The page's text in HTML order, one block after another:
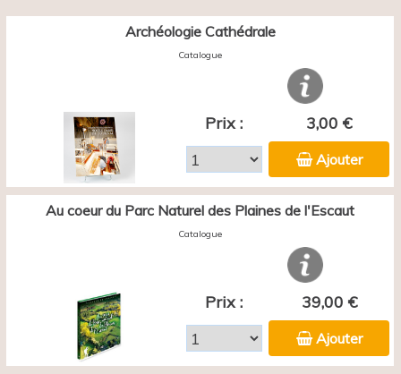
Archéologie Cathédrale
Catalogue
Prix : 3,00 €
Ajouter
Au coeur du Parc Naturel des Plaines de l'Escaut
Catalogue
Prix : 39,00 €
Ajouter